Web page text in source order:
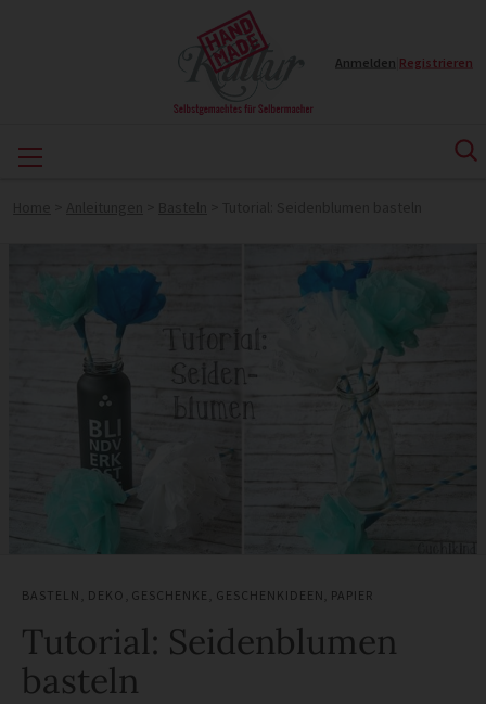
Anmelden Registrieren
BASTELN DEKO GESCHENKE GESCHENKIDEEN PAPIER
Tutorial: Seidenblumen
basteln